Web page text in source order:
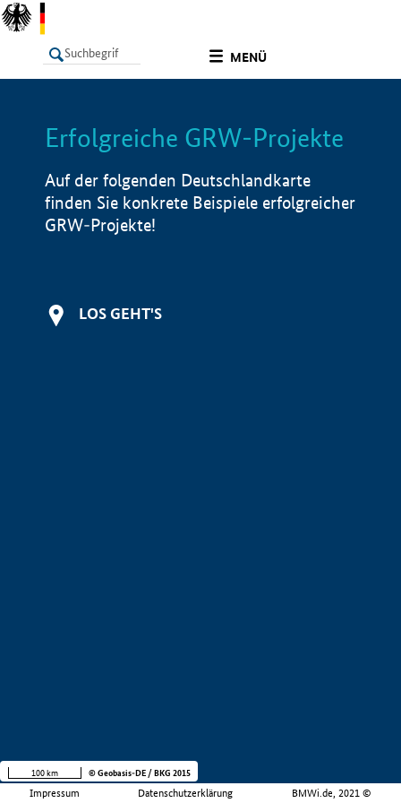
MENÜ
LISTE Info
Erfolgreiche GRW-Projekte
Auf der folgenden Deutschlandkarte
finden Sie konkrete Beispiele erfolgreicher
GRW-Projekte!
LOS GEHT'S
Impressum Datenschutzerklärung BMWi.de, 2021 ©
100 km © Geobasis-DE / BKG 2015